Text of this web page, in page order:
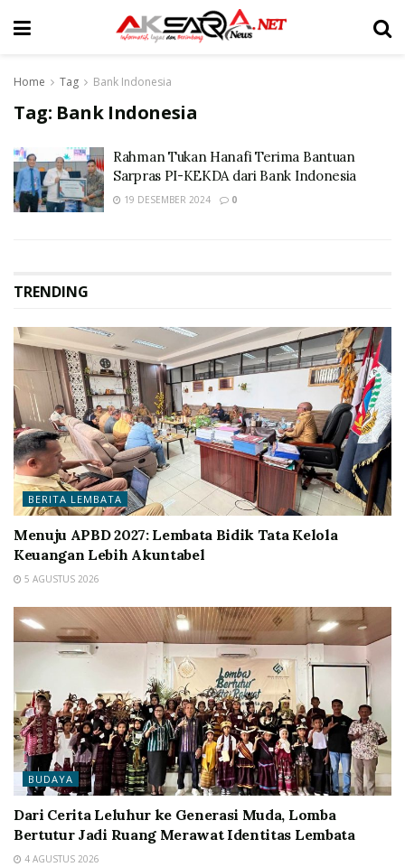
Home Tag Bank Indonesia
Tag: Bank Indonesia
Rahman Tukan Hanafi Terima Bantuan
Sarpras PI-KEKDA dari Bank Indonesia
19 DESEMBER 2024 0
TRENDING
BERITA LEMBATA
Menuju APBD 2027: Lembata Bidik Tata Kelola
Keuangan Lebih Akuntabel
5 AGUSTUS 2026
BUDAYA
Dari Cerita Leluhur ke Generasi Muda, Lomba
Bertutur Jadi Ruang Merawat Identitas Lembata
4 AGUSTUS 2026